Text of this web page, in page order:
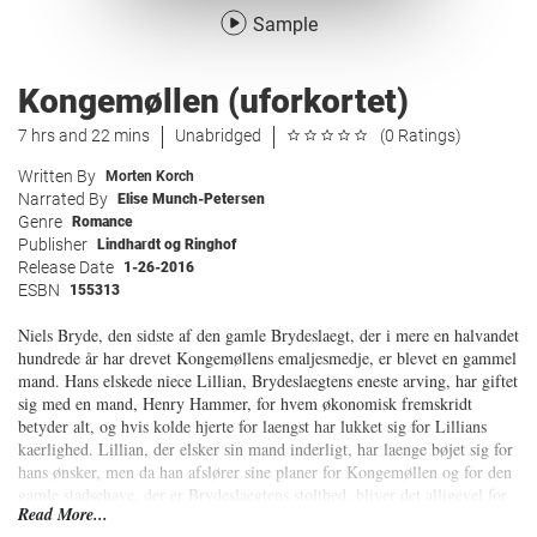
Sample
Kongemøllen (uforkortet)
7 hrs and 22 mins Unabridged (0 Ratings)
Written By Morten Korch
Narrated By Elise Munch-Petersen
Genre Romance
Publisher Lindhardt og Ringhof
Release Date 1-26-2016
ESBN 155313
Niels Bryde, den sidste af den gamle Brydeslaegt, der i mere en halvandet
hundrede år har drevet Kongemøllens emaljesmedje, er blevet en gammel
mand. Hans elskede niece Lillian, Brydeslaegtens eneste arving, har giftet
sig med en mand, Henry Hammer, for hvem økonomisk fremskridt
betyder alt, og hvis kolde hjerte for laengst har lukket sig for Lillians
kaerlighed. Lillian, der elsker sin mand inderligt, har laenge bøjet sig for
hans ønsker, men da han afslører sine planer for Kongemøllen og for den
gamle stadsehave, der er Brydeslaegtens stolthed, bliver det alligevel for
meget for hende. Men er det for sent? Eller kan Lillian og Niels endnu nå
Read More...